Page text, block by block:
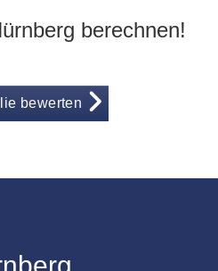
berechnen!
bewerten